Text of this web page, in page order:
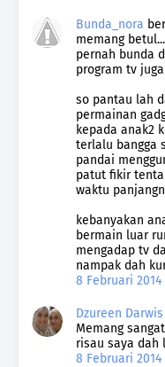
Bunda_nora
memang
pernah bunda
program tv
so pantau lah
permainan
kepada anak2
terlalu bangga
pandai
patut fikir
waktu
kebanyakan
bermain luar
mengadap tv
nampak dah
8 Februari 2014
Dzureen Darwis
Memang
risau saya dah
8 Februari 2014